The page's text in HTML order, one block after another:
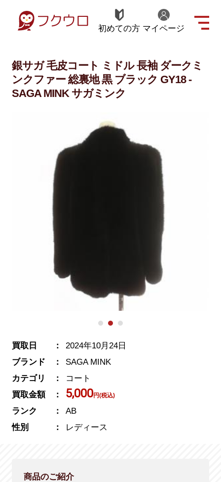
初めての方 マイページ
銀サガ 毛皮コート ミドル 長袖 ダークミ
ンクファー 総裏地 黒 ブラック GY18 -
SAGA MINK サガミンク
買取日
2024年10月24日
ブランド
SAGA MINK
カテゴリ
コート
買取金額
5,000円(税込)
ランク
AB
性別
レディース
商品のご紹介